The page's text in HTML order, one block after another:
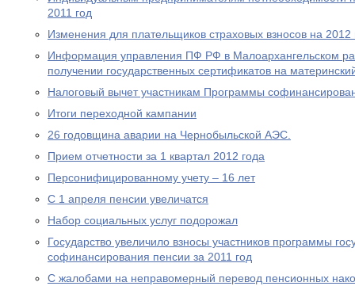
2011 год
Изменения для плательщиков страховых взносов на 2012
Информация управления ПФ РФ в Малоархангельском
получении государственных сертификатов на
Налоговый вычет участникам Программы
Итоги переходной кампании
26 годовщина аварии на Чернобыльской АЭС.
Прием отчетности за 1 квартал 2012 года
Персонифицированному учету – 16 лет
С 1 апреля пенсии увеличатся
Набор социальных услуг подорожал
Государство увеличило взносы участников программы
софинансирования пенсии за 2011 год
С жалобами на неправомерный перевод пенсионных